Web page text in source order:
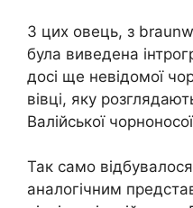
З цих овець, з
була виведена
досі ще невідомої
вівці, яку
Валійської
Так само
аналогічним